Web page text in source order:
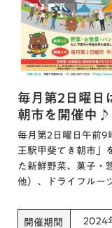
毎月第2日曜日
朝市を開催中♪
毎月第2日曜日午前9
王駅甲斐てき朝市」
た新鮮野菜、菓子・
他）、ドライフルー
開催期間 2024